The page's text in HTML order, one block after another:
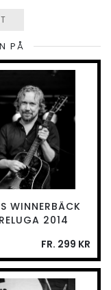
PÅ
WINNERBÄCK
2014
FR. 299 KR